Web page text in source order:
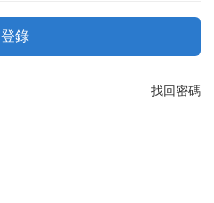
登錄
找回密碼